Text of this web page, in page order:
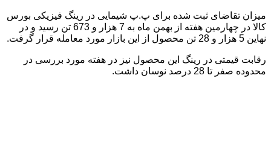
میزان تقاضای ثبت شده برای پ.پ شیمایی در رینگ فیزیکی بورس
کالا در چهارمین هفته از بهمن ماه به 7 هزار و 673 تن رسید و در
نهاین 5 هزار و 28 تن محصول از این بازار مورد معامله قرار گرفت.
رقابت قیمتی در رینگ این محصول نیز در هفته مورد بررسی در
محدوده صفر تا 28 درصد نوسان داشت.